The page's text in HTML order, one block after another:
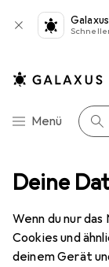
Deine
Wenn du nur
Cookies und
deinem Gerät
Galaxus
Navigation nach
Menü Suche
Teppich